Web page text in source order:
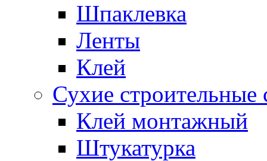
Шпаклевка
Ленты
Клей
Сухие
Клей монтажный
Штукатурка